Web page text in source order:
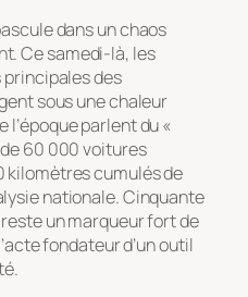
dans un chaos
Ce samedi-là, les
des
sous une chaleur
l’époque parlent du «
60 000 voitures
kilomètres cumulés de
nationale. Cinquante
un marqueur fort de
fondateur d’un outil